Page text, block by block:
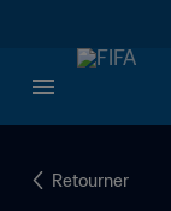
Retourner